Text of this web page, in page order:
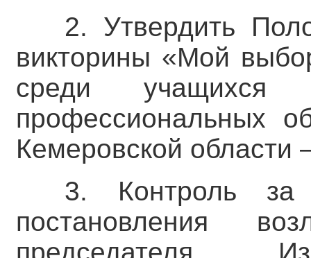
2. Утвердить
викторины «Мой
среди учащихся
профессиональных
Кемеровской области
3. Контроль за
постановления